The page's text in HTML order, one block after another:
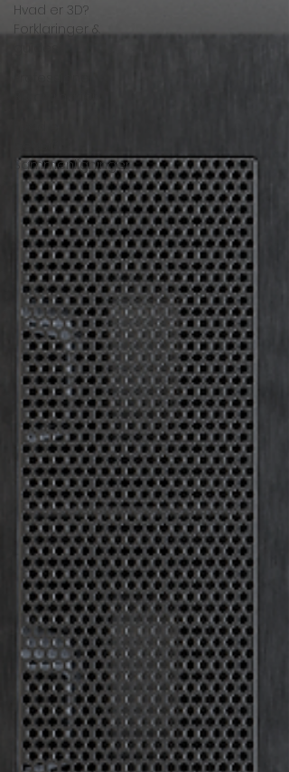
Hvad er 3D?
Forklaringer &
Sammenligninger